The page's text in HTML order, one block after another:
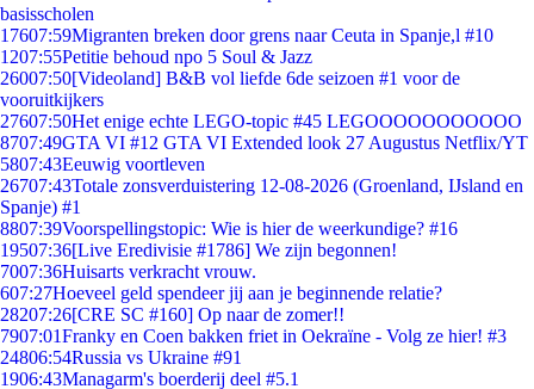
basisscholen
17607:59Migranten breken door grens naar Ceuta in Spanje,l #10
1207:55Petitie behoud npo 5 Soul & Jazz
26007:50[Videoland] B&B vol liefde 6de seizoen #1 voor de
vooruitkijkers
27607:50Het enige echte LEGO-topic #45 LEGOOOOOOOOOOO
8707:49GTA VI #12 GTA VI Extended look 27 Augustus Netflix/YT
5807:43Eeuwig voortleven
26707:43Totale zonsverduistering 12-08-2026 (Groenland, IJsland en
Spanje) #1
8807:39Voorspellingstopic: Wie is hier de weerkundige? #16
19507:36[Live Eredivisie #1786] We zijn begonnen!
7007:36Huisarts verkracht vrouw.
607:27Hoeveel geld spendeer jij aan je beginnende relatie?
28207:26[CRE SC #160] Op naar de zomer!!
7907:01Franky en Coen bakken friet in Oekraïne - Volg ze hier! #3
24806:54Russia vs Ukraine #91
1906:43Managarm's boerderij deel #5.1